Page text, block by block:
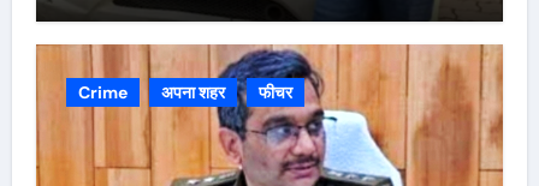
Crime अपना शहर फीचर